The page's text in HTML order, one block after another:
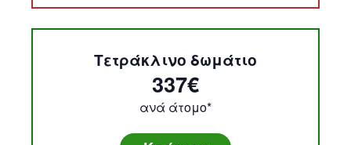
Τετράκλινο δωμάτιο
337€
ανά άτομο*